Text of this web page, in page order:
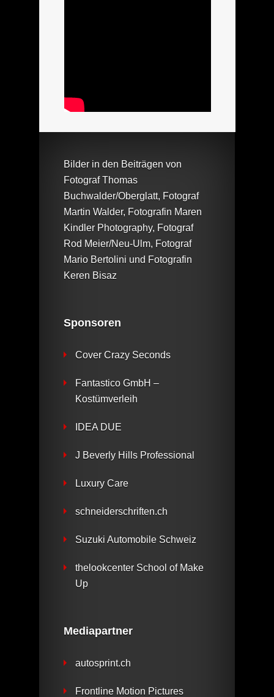
Bilder in den Beiträgen von
Fotograf Thomas
Buchwalder/Oberglatt, Fotograf
Martin Walder, Fotografin Maren
Kindler Photography, Fotograf
Rod Meier/Neu-Ulm, Fotograf
Mario Bertolini und Fotografin
Keren Bisaz
Sponsoren
Cover Crazy Seconds
Fantastico GmbH –
Kostümverleih
IDEA DUE
J Beverly Hills Professional
Luxury Care
schneiderschriften.ch
Suzuki Automobile Schweiz
thelookcenter School of Make
Up
Mediapartner
autosprint.ch
Frontline Motion Pictures